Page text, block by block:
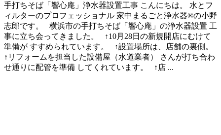
手打ちそば「響心庵」浄水器設置工事 こんにちは。 水とフ
ィルターのプロフェッショナル 家中まるごと浄水器®の小野
志郎です。 横浜市の手打ちそば「響心庵」の浄水器設置 工
事に立ち会ってきました。 ↑10月28日の新規開店にむけて
準備が すすめられています。 ↑設置場所は、店舗の裏側。
↑リフォームを担当した設備屋（水道業者） さんが打ち合わ
せ通りに配管を準備 してくれています。 ↑店 ...